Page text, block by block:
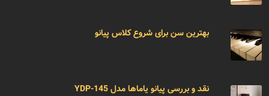
بهترین سن برای شروع کلاس پیانو
نقد و بررسی پیانو یاماها مدل YDP-145